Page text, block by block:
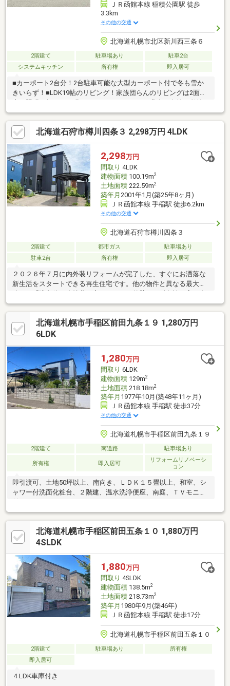
ＪＲ函館本線 稲積公園駅 徒歩
3.3km
その他の交通
北海道札幌市北区新川西三条６
2階建て 駐車場あり
駐車2台
システムキッチン
所有権 即入居可
■カーポート2台分！2台駐車可能な大型カーポート付で冬も雪か
きいらず！■LDK19帖のリビング！家族団らんのリビングは2面採
前面道路の広い角地に面しているため、隣地間の圧迫感がありま
せん！裏手は現在空き地のため、開放感があります！■ホーム企
画センター施工ホーム企画センター施工物件のため、堅牢な造り
を感じられます！また、炭のフィルターを使用した換気システム
によりクリーンな空気を取り込みます！
北海道石狩市樽川四条３ 2,298万円 4LDK
2,298万円
間取り 4LDK
建物面積100.19m2
土地面積222.59m2
築年月 2001年1月(築25年8ヶ月)
ＪＲ函館本線 手稲駅 徒歩6.2km
その他の交通
北海道石狩市樽川四条３
2階建て 都市ガス
駐車場あり
駐車2台
所有権 即入居可
２０２６年７月に内外装リフォームが完了した、すぐにお洒落な
新生活をスタートできる再生住宅です。他の物件と異なる最大の
強みは「購入後の維持費の安さ」です。外壁には耐久性の高い金
属サイディングを上張りし、給湯には省エネ性に優れたエコジョ
ーズを採用。将来のメンテナンス費用と毎月の光熱費をダブルで
抑えられる家計に優しい住まいです。室内はキッチン（食洗機
付）・浴室・トイレなど水回りを全交換。全室クロス張替やＬＥ
様です。土地は広々６７坪、各階にトイレ完備とファミリーに嬉
しい条件が揃っています。ぜひお気軽にお問い合わせください
北海道札幌市手稲区前田九条１９ 1,280万円
6LDK
1,280万円
間取り 6LDK
建物面積129m2
土地面積218.18m2
築年月 1977年10月(築48年11ヶ月)
ＪＲ函館本線 手稲駅 徒歩37分
その他の交通
北海道札幌市手稲区前田九条１９
2階建て 南道路 駐車場あり
所有権 即入居可
リフォームリノベーシ
ョン
即引渡可、土地50坪以上、南向き、ＬＤＫ１５畳以上、和室、シ
ャワー付洗面化粧台、２階建、温水洗浄便座、南庭、ＴＶモニタ
北海道札幌市手稲区前田五条１０ 1,880万円
4SLDK
1,880万円
間取り 4SLDK
建物面積138.5m2
土地面積218.73m2
築年月 1980年9月(築46年)
ＪＲ函館本線 手稲駅 徒歩17分
北海道札幌市手稲区前田五条１０
2階建て 駐車場あり
所有権
即入居可
４LDK車庫付き